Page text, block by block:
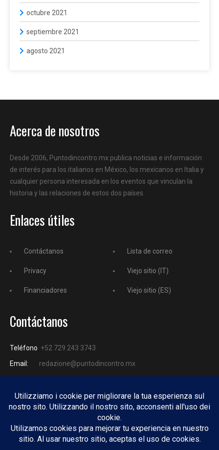
octubre 2021
septiembre 2021
agosto 2021
Acerca de nosotros
Desde 2006, Puntodincontro.mx publica noticias e información
de interés para los italianos en México, los mexicanos en Italia y
cualquier persona interesada en los eventos que vinculan la
historia y las relaciones de estos dos países.
Enlaces útiles
Contáctanos
Privacy
Financiadores
Lista de correo
Viejo sitio (IT)
Viejo sitio (ES)
Contáctanos
Teléfono +52 729 243 3743
Email:
redazione@puntodincontro.mx
PUNTODINCONTRO